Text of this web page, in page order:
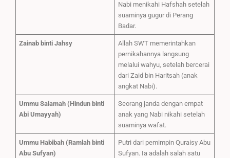
Nabi menikahi Hafshah setelah
suaminya gugur di Perang
Badar.
Zainab binti Jahsy
Allah SWT memerintahkan
pernikahannya langsung
melalui wahyu, setelah bercerai
dari Zaid bin Haritsah (anak
angkat Nabi).
Ummu Salamah (Hindun binti
Abi Umayyah)
Seorang janda dengan empat
anak yang Nabi nikahi setelah
suaminya wafat.
Ummu Habibah (Ramlah binti
Abu Sufyan)
Putri dari pemimpin Quraisy Abu
Sufyan. Ia adalah salah satu